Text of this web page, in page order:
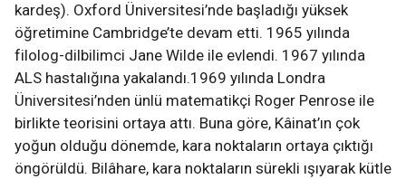
kardeş). Oxford Üniversitesi’nde başladığı yüksek
öğretimine Cambridge’te devam etti. 1965 yılında
filolog-dilbilimci Jane Wilde ile evlendi. 1967 yılında
ALS hastalığına yakalandı.1969 yılında Londra
Üniversitesi’nden ünlü matematikçi Roger Penrose ile
birlikte teorisini ortaya attı. Buna göre, Kâinat’ın çok
yoğun olduğu dönemde, kara noktaların ortaya çıktığı
öngörüldü. Bilâhare, kara noktaların sürekli ışıyarak kütle